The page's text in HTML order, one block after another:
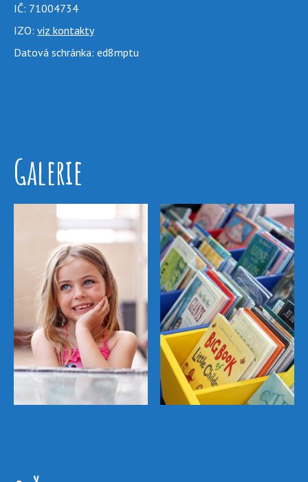
IČ: 71004734
IZO: viz kontakty
Datová schránka: ed8mptu
Galerie